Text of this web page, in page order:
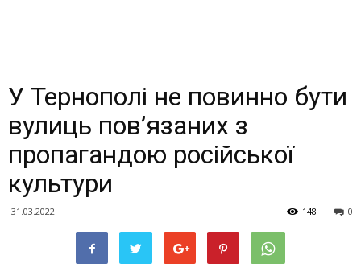
У Тернополі не повинно бути
вулиць пов’язаних з
пропагандою російської
культури
31.03.2022 0
148